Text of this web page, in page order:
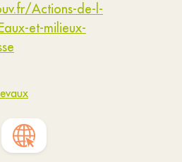
Actions-de-l-
et-milieux-